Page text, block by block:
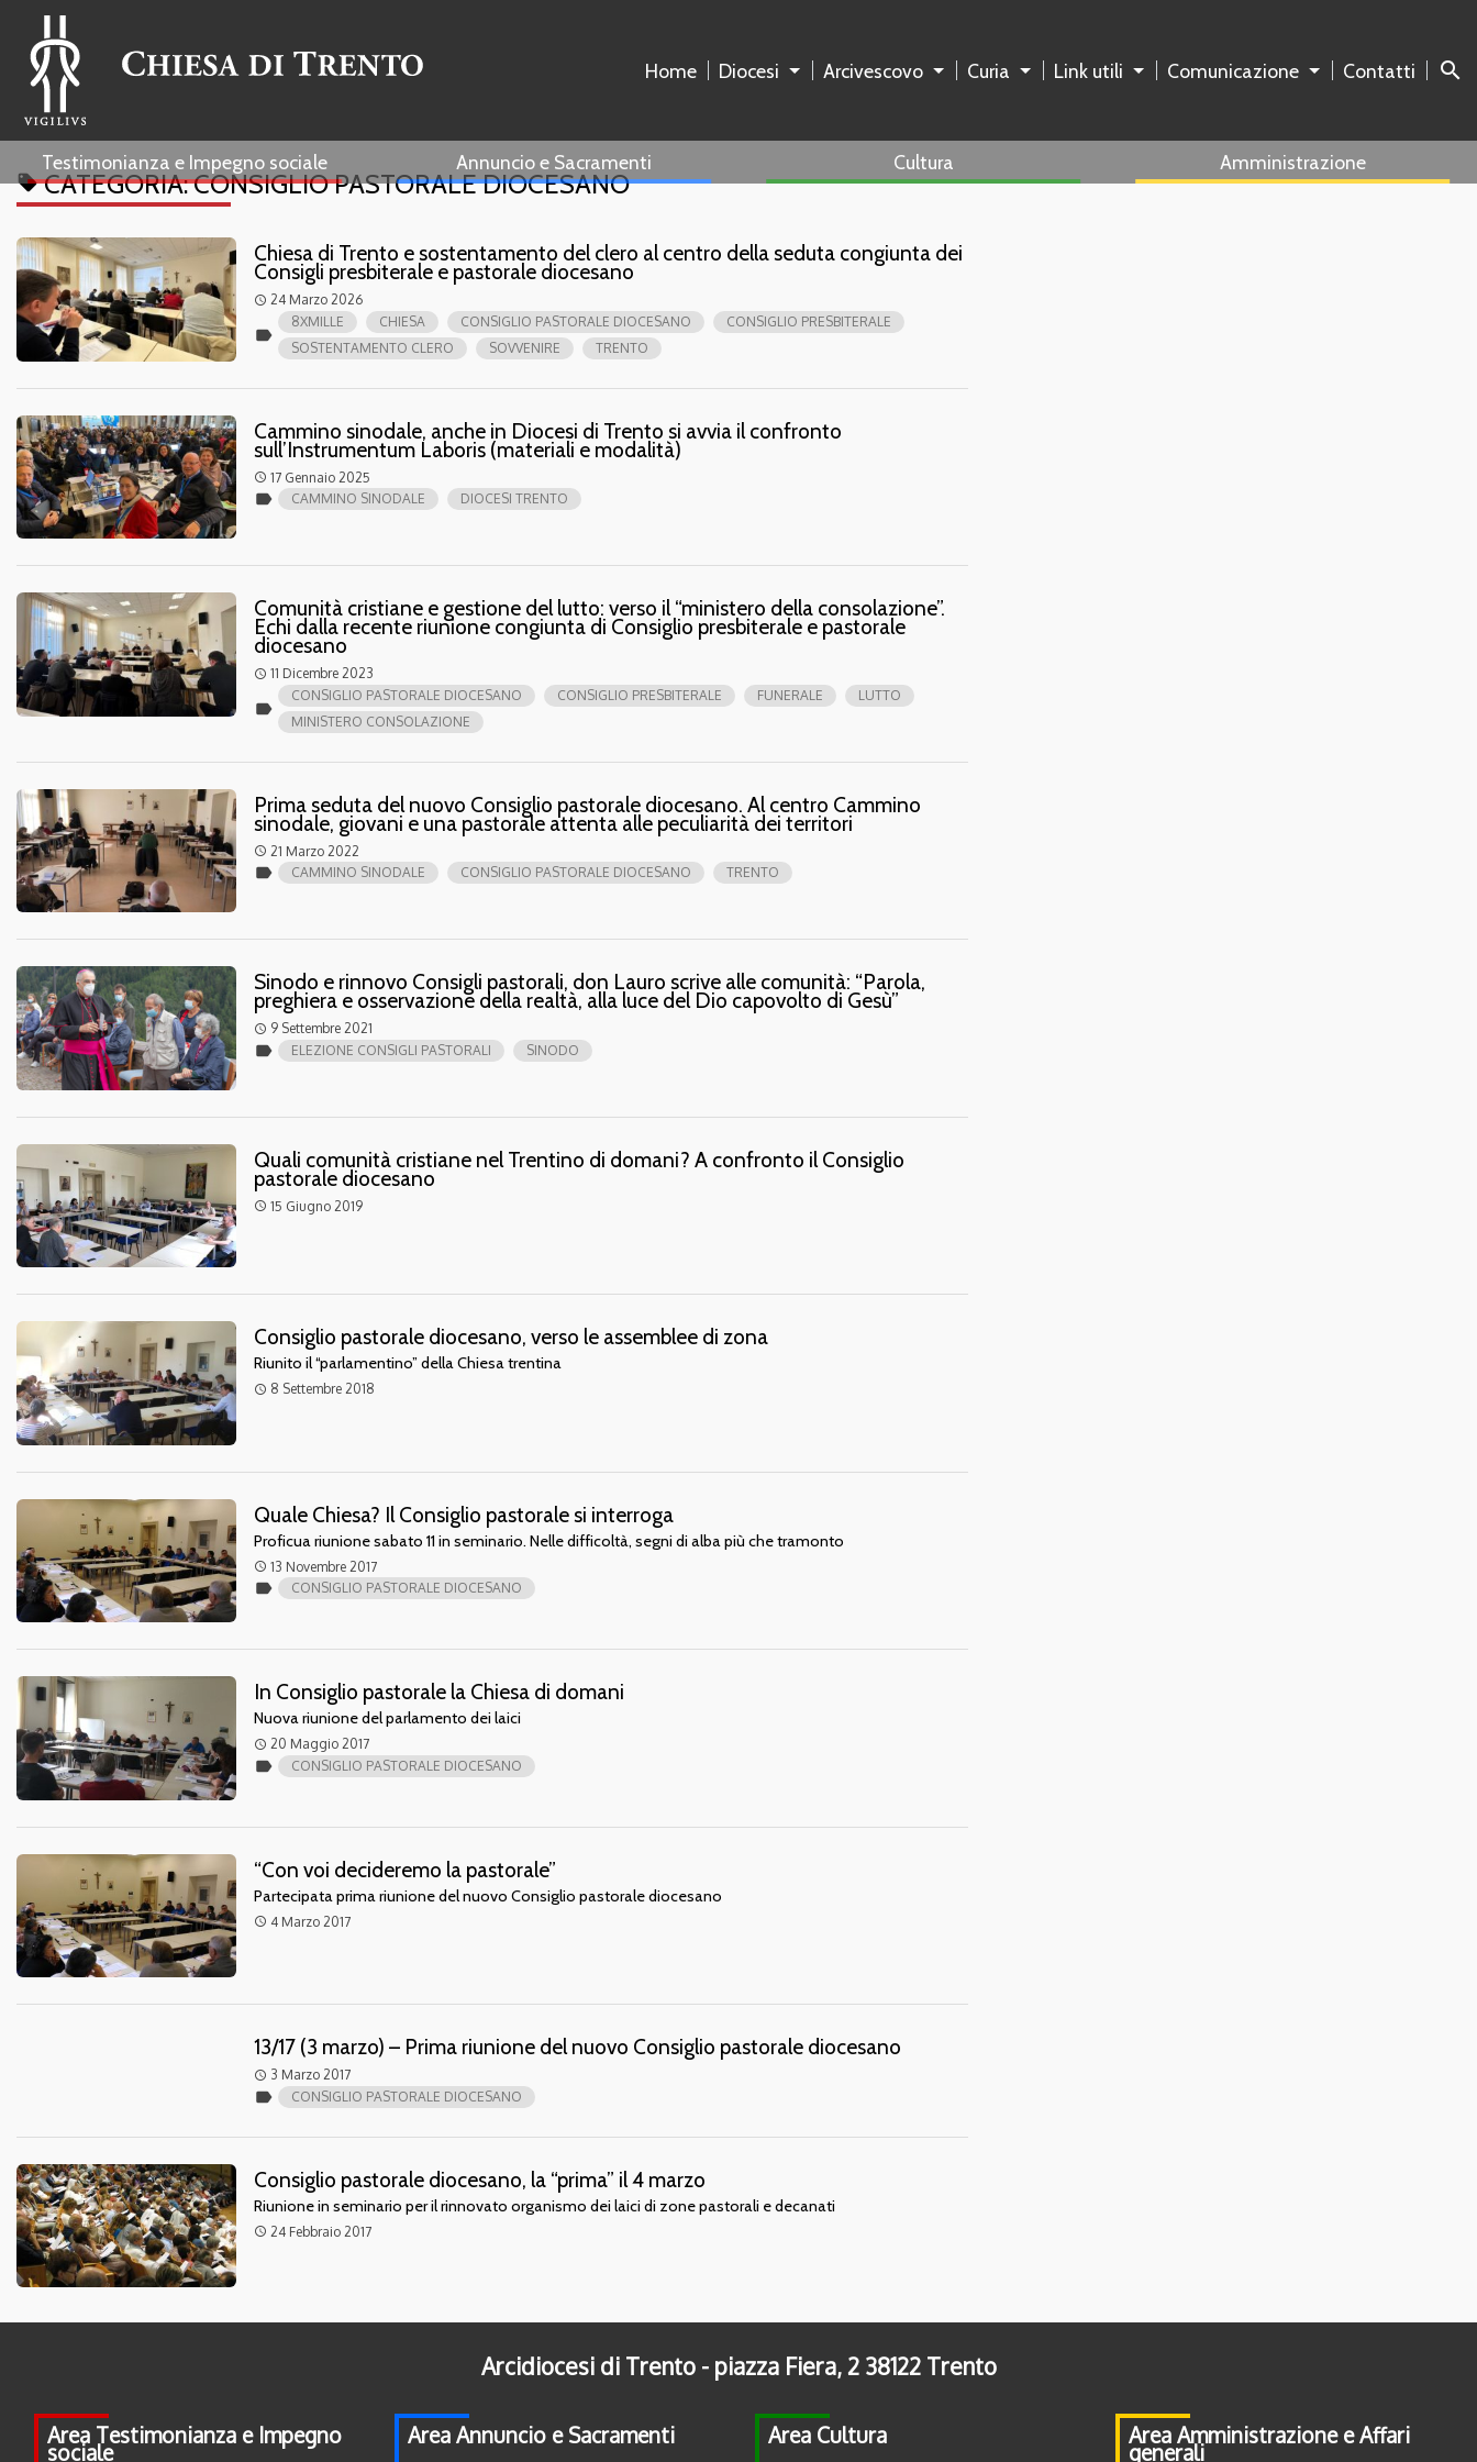
Home Diocesi Arcivescovo Curia Link utili Comunicazione Contatti search
Testimonianza e Impegno sociale Annuncio e Sacramenti Cultura Amministrazione
local_offerCATEGORIA:CONSIGLIO PASTORALE DIOCESANO
Chiesa di Trento e sostentamento del clero al centro della seduta congiunta dei
Consigli presbiterale e pastorale diocesano
access_time 24 Marzo 2026
label
8XMILLE CHIESA CONSIGLIO PASTORALE DIOCESANO
CONSIGLIO PRESBITERALE
SOSTENTAMENTO CLERO
SOVVENIRE TRENTO
Cammino sinodale, anche in Diocesi di Trento si avvia il confronto
sull’Instrumentum Laboris (materiali e modalità)
access_time 17 Gennaio 2025
label CAMMINO SINODALE DIOCESI TRENTO
Comunità cristiane e gestione del lutto: verso il “ministero della consolazione”.
Echi dalla recente riunione congiunta di Consiglio presbiterale e pastorale
diocesano
access_time 11 Dicembre 2023
label
CONSIGLIO PASTORALE DIOCESANO CONSIGLIO PRESBITERALE FUNERALE
LUTTO
MINISTERO CONSOLAZIONE
Prima seduta del nuovo Consiglio pastorale diocesano. Al centro Cammino
sinodale, giovani e una pastorale attenta alle peculiarità dei territori
access_time 21 Marzo 2022
label CAMMINO SINODALE CONSIGLIO PASTORALE DIOCESANO TRENTO
Sinodo e rinnovo Consigli pastorali, don Lauro scrive alle comunità: “Parola,
preghiera e osservazione della realtà, alla luce del Dio capovolto di Gesù”
access_time 9 Settembre 2021
label ELEZIONE CONSIGLI PASTORALI SINODO
Quali comunità cristiane nel Trentino di domani? A confronto il Consiglio
pastorale diocesano
access_time 15 Giugno 2019
Consiglio pastorale diocesano, verso le assemblee di zona
Riunito il “parlamentino” della Chiesa trentina
access_time 8 Settembre 2018
Quale Chiesa? Il Consiglio pastorale si interroga
Proficua riunione sabato 11 in seminario. Nelle difficoltà, segni di alba più che tramonto
access_time 13 Novembre 2017
label CONSIGLIO PASTORALE DIOCESANO
In Consiglio pastorale la Chiesa di domani
Nuova riunione del parlamento dei laici
access_time 20 Maggio 2017
label CONSIGLIO PASTORALE DIOCESANO
“Con voi decideremo la pastorale”
Partecipata prima riunione del nuovo Consiglio pastorale diocesano
access_time 4 Marzo 2017
13/17 (3 marzo) – Prima riunione del nuovo Consiglio pastorale diocesano
access_time 3 Marzo 2017
label CONSIGLIO PASTORALE DIOCESANO
Consiglio pastorale diocesano, la “prima” il 4 marzo
Riunione in seminario per il rinnovato organismo dei laici di zone pastorali e decanati
access_time 24 Febbraio 2017
Arcidiocesi di Trento - piazza Fiera, 2 38122 Trento
Area Testimonianza e Impegno
sociale
Area Annuncio e Sacramenti Area Cultura Area Amministrazione e Affari
generali